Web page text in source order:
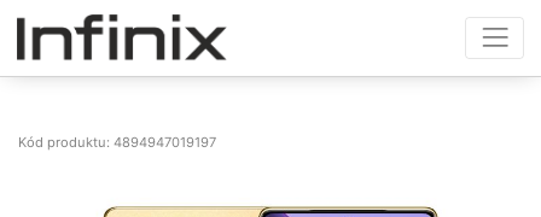
Kód produktu: 4894947019197